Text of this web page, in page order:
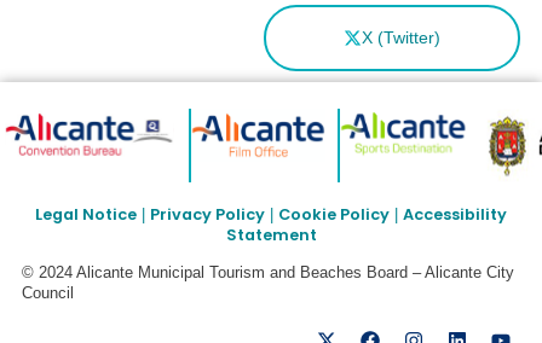
X (Twitter)
Legal Notice | Privacy Policy | Cookie Policy | Accessibility
Statement
© 2024 Alicante Municipal Tourism and Beaches Board – Alicante City
Council